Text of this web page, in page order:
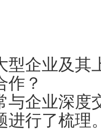
型企业及其
作？
与企业深度
进行了梳理